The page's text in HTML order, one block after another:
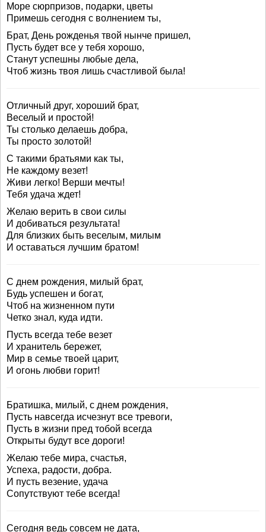
Море сюрпризов, подарки, цветы
Примешь сегодня с волнением ты,
Брат, День рожденья твой нынче пришел,
Пусть будет все у тебя хорошо,
Станут успешны любые дела,
Чтоб жизнь твоя лишь счастливой была!
Отличный друг, хороший брат,
Веселый и простой!
Ты столько делаешь добра,
Ты просто золотой!
С такими братьями как ты,
Не каждому везет!
Живи легко! Верши мечты!
Тебя удача ждет!
Желаю верить в свои силы
И добиваться результата!
Для близких быть веселым, милым
И оставаться лучшим братом!
С днем рождения, милый брат,
Будь успешен и богат,
Чтоб на жизненном пути
Четко знал, куда идти.
Пусть всегда тебе везет
И хранитель бережет,
Мир в семье твоей царит,
И огонь любви горит!
Братишка, милый, с днем рождения,
Пусть навсегда исчезнут все тревоги,
Пусть в жизни пред тобой всегда
Открыты будут все дороги!
Желаю тебе мира, счастья,
Успеха, радости, добра.
И пусть везение, удача
Сопутствуют тебе всегда!
Сегодня ведь совсем не дата,